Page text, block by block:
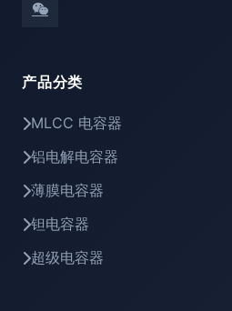
产品分类
MLCC 电容器
铝电解电容器
薄膜电容器
钽电容器
超级电容器